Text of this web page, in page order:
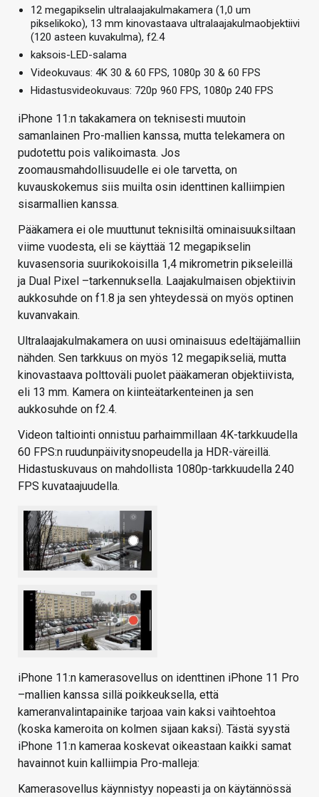
12 megapikselin ultralaajakulmakamera (1,0 um
pikselikoko), 13 mm kinovastaava ultralaajakulmaobjektiivi
(120 asteen kuvakulma), f2.4
kaksois-LED-salama
Videokuvaus: 4K 30 & 60 FPS, 1080p 30 & 60 FPS
Hidastusvideokuvaus: 720p 960 FPS, 1080p 240 FPS
iPhone 11:n takakamera on teknisesti muutoin
samanlainen Pro-mallien kanssa, mutta telekamera on
pudotettu pois valikoimasta. Jos
zoomausmahdollisuudelle ei ole tarvetta, on
kuvauskokemus siis muilta osin identtinen kalliimpien
sisarmallien kanssa.
Pääkamera ei ole muuttunut teknisiltä ominaisuuksiltaan
viime vuodesta, eli se käyttää 12 megapikselin
kuvasensoria suurikokoisilla 1,4 mikrometrin pikseleillä
ja Dual Pixel –tarkennuksella. Laajakulmaisen objektiivin
aukkosuhde on f1.8 ja sen yhteydessä on myös optinen
kuvanvakain.
Ultralaajakulmakamera on uusi ominaisuus edeltäjämalliin
nähden. Sen tarkkuus on myös 12 megapikseliä, mutta
kinovastaava polttoväli puolet pääkameran objektiivista,
eli 13 mm. Kamera on kiinteätarkenteinen ja sen
aukkosuhde on f2.4.
Videon taltiointi onnistuu parhaimmillaan 4K-tarkkuudella
60 FPS:n ruudunpäivitysnopeudella ja HDR-väreillä.
Hidastuskuvaus on mahdollista 1080p-tarkkuudella 240
FPS kuvataajuudella.
iPhone 11:n kamerasovellus on identtinen iPhone 11 Pro
–mallien kanssa sillä poikkeuksella, että
kameranvalintapainike tarjoaa vain kaksi vaihtoehtoa
(koska kameroita on kolmen sijaan kaksi). Tästä syystä
iPhone 11:n kameraa koskevat oikeastaan kaikki samat
havainnot kuin kalliimpia Pro-malleja:
Kamerasovellus käynnistyy nopeasti ja on käytännössä